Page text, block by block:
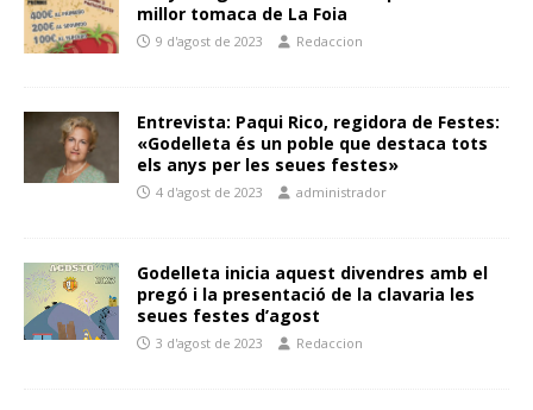
millor tomaca de La Foia
9 d'agost de 2023 Redaccion
Entrevista: Paqui Rico, regidora de Festes:
«Godelleta és un poble que destaca tots
els anys per les seues festes»
4 d'agost de 2023 administrador
Godelleta inicia aquest divendres amb el
pregó i la presentació de la clavaria les
seues festes d’agost
3 d'agost de 2023 Redaccion